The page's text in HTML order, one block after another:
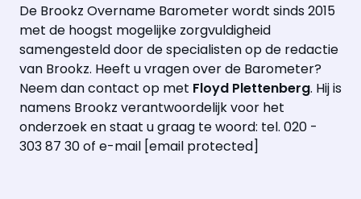
De Brookz Overname Barometer wordt sinds 2015
met de hoogst mogelijke zorgvuldigheid
samengesteld door de specialisten op de redactie
van Brookz. Heeft u vragen over de Barometer?
Neem dan contact op met Floyd Plettenberg. Hij is
namens Brookz verantwoordelijk voor het
onderzoek en staat u graag te woord: tel. 020 -
303 87 30 of e-mail [email protected]